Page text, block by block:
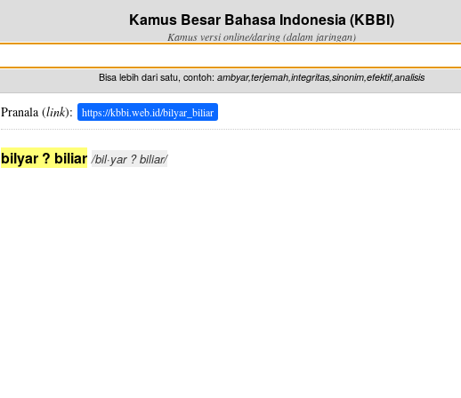
Kamus Besar Bahasa Indonesia (KBBI)
Kamus versi online/daring (dalam jaringan)
Bisa lebih dari satu, contoh: ambyar,terjemah,integritas,sinonim,efektif,analisis
Pranala (link): https://kbbi.web.id/bilyar_biliar
bilyar ? biliar /bil·yar ? biliar/